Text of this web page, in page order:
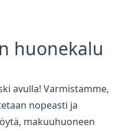
huonekalu
avulla! Varmistamme,
nopeasti ja
makuuhuoneen